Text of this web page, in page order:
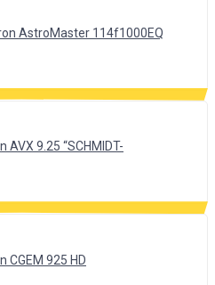
AstroMaster 114f1000EQ
9.25 “SCHMIDT-
CGEM 925 HD